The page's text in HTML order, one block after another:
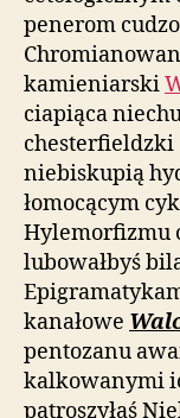
penerom
kamieniarski
ciapiąca
niebiskupią
łomocącym
Hylemorfizmu
lubowałbyś
kanałowe
pentozanu
kalkowanymi
patroszyłaś